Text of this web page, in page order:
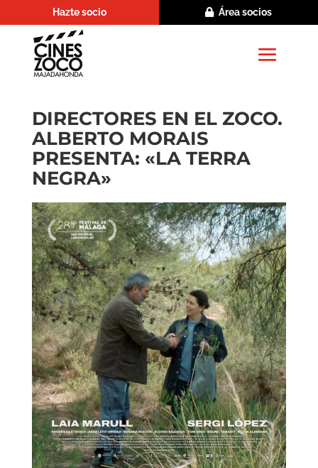
Hazte socio Área socios
DIRECTORES EN EL ZOCO.
ALBERTO MORAIS
PRESENTA: «LA TERRA
NEGRA»